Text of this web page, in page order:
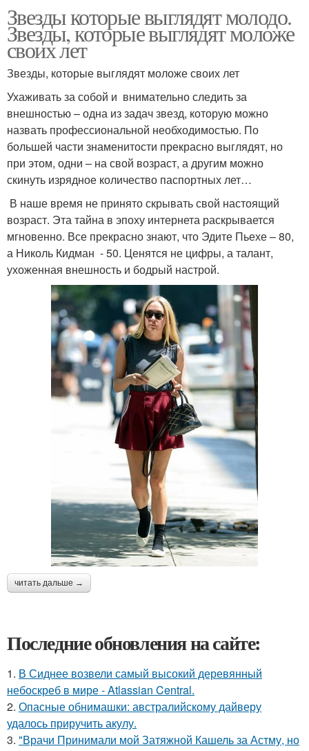
Звезды которые выглядят молодо.
Звезды, которые выглядят моложе
своих лет
Звезды, которые выглядят моложе своих лет
Ухаживать за собой и внимательно следить за
внешностью – одна из задач звезд, которую можно
назвать профессиональной необходимостью. По
большей части знаменитости прекрасно выглядят, но
при этом, одни – на свой возраст, а другим можно
скинуть изрядное количество паспортных лет…
В наше время не принято скрывать свой настоящий
возраст. Эта тайна в эпоху интернета раскрывается
мгновенно. Все прекрасно знают, что Эдите Пьехе – 80,
а Николь Кидман - 50. Ценятся не цифры, а талант,
ухоженная внешность и бодрый настрой.
читать дальше →
Последние обновления на сайте:
1. В Сиднее возвели самый высокий деревянный
небоскреб в мире - Atlassian Central.
2. Опасные обнимашки: австралийскому дайверу
удалось приручить акулу.
3. "Врачи Принимали мой Затяжной Кашель за Астму, но